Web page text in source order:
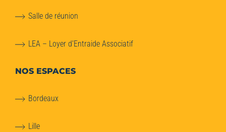
Salle de réunion
LEA – Loyer d’Entraide Associatif
NOS ESPACES
Bordeaux
Lille